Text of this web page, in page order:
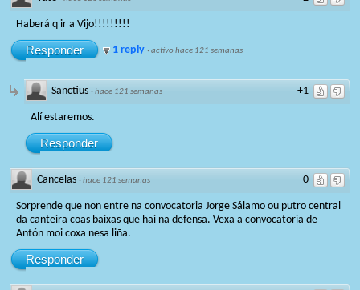
Haberá q ir a Vijo!!!!!!!!!
Responder 1 reply ·activo hace 121 semanas
+1
Sanctius ·hace 121 semanas
Alí estaremos.
Responder
0
Cancelas ·hace 121 semanas
Sorprende que non entre na convocatoria Jorge Sálamo ou putro central
da canteira coas baixas que hai na defensa. Vexa a convocatoria de
Antón moi coxa nesa liña.
Responder